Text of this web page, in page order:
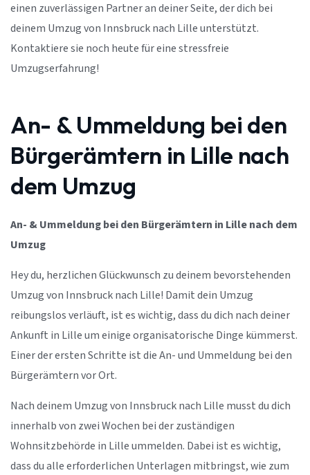
einen zuverlässigen Partner an deiner Seite, der dich bei
deinem Umzug von Innsbruck nach Lille unterstützt.
Kontaktiere sie noch heute für eine stressfreie
Umzugserfahrung!
An- & Ummeldung bei den
Bürgerämtern in Lille nach
dem Umzug
An- & Ummeldung bei den Bürgerämtern in Lille nach dem
Umzug
Hey du, herzlichen Glückwunsch zu deinem bevorstehenden
Umzug von Innsbruck nach Lille! Damit dein Umzug
reibungslos verläuft, ist es wichtig, dass du dich nach deiner
Ankunft in Lille um einige organisatorische Dinge kümmerst.
Einer der ersten Schritte ist die An- und Ummeldung bei den
Bürgerämtern vor Ort.
Nach deinem Umzug von Innsbruck nach Lille musst du dich
innerhalb von zwei Wochen bei der zuständigen
Wohnsitzbehörde in Lille ummelden. Dabei ist es wichtig,
dass du alle erforderlichen Unterlagen mitbringst, wie zum